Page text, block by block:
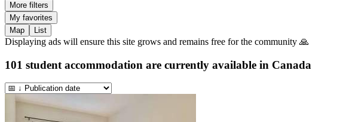
More filters
My favorites
Map
List
Displaying ads will ensure this site grows and remains free for the community 🙏
101 student accommodation are currently available in Canada